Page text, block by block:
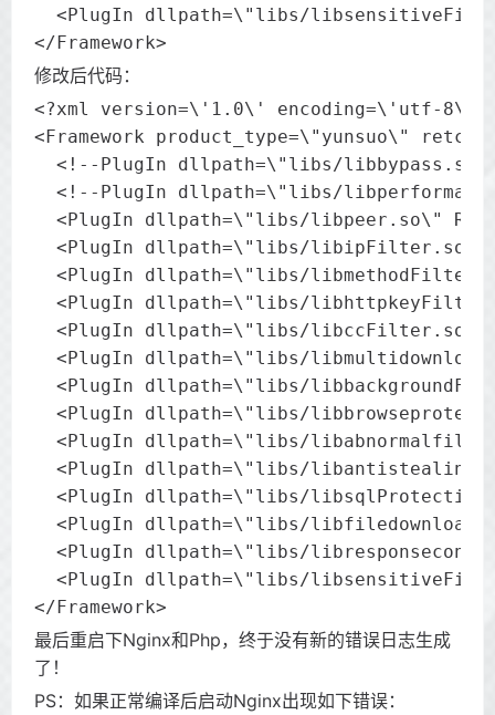
<PlugIn dllpath=\"libs/
</Framework>
修改后代码：
<?xml version=\'1.0\' encoding=\'utf-
<Framework product_type=\"yunsuo\"
<!--PlugIn dllpath=\"libs/
<!--PlugIn dllpath=\"libs/
<PlugIn dllpath=\"libs/libpeer.so\"
<PlugIn dllpath=\"libs/
<PlugIn dllpath=\"libs/
<PlugIn dllpath=\"libs/
<PlugIn dllpath=\"libs/
<PlugIn dllpath=\"libs/
<PlugIn dllpath=\"libs/
<PlugIn dllpath=\"libs/
<PlugIn dllpath=\"libs/
<PlugIn dllpath=\"libs/
<PlugIn dllpath=\"libs/
<PlugIn dllpath=\"libs/
<PlugIn dllpath=\"libs/
<PlugIn dllpath=\"libs/
</Framework>
最后重启下Nginx和Php，终于没有新的错误日志生成
了！
PS：如果正常编译后启动Nginx出现如下错误：